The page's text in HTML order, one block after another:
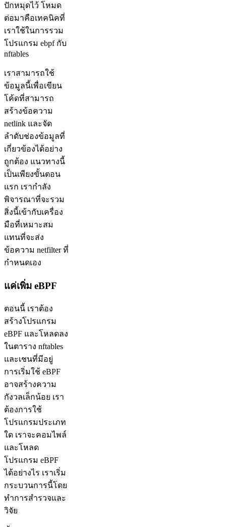
ปักหมุดไว้ โหมด
ต่อมาคือเทคนิคที่
เราใช้ในการรวม
โปรแกรม ebpf กับ
nftables
เราสามารถใช้
ข้อมูลนี้เพื่อเขียน
โค้ดที่สามารถ
สร้างข้อความ
netlink และจัด
ลำดับช่องข้อมูลที่
เกี่ยวข้องได้อย่าง
ถูกต้อง แนวทางนี้
เป็นเพียงขั้นตอน
แรก เรากำลัง
พิจารณาที่จะรวม
สิ่งนี้เข้ากับเครื่อง
มือที่เหมาะสม
แทนที่จะส่ง
ข้อความ netfilter ที่
กำหนดเอง
แค่เพิ่ม eBPF
ตอนนี้ เราต้อง
สร้างโปรแกรม
eBPF และโหลดลง
ในตาราง nftables
และเชนที่มีอยู่
การเริ่มใช้ eBPF
อาจสร้างความ
กังวลเล็กน้อย เรา
ต้องการใช้
โปรแกรมประเภท
ใด เราจะคอมไพล์
และโหลด
โปรแกรม eBPF
ได้อย่างไร เราเริ่ม
กระบวนการนี้โดย
ทำการสำรวจและ
วิจัย